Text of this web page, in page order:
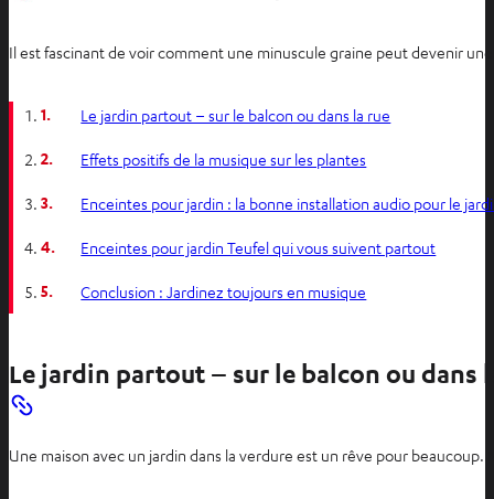
Il est fascinant de voir comment une minuscule graine peut devenir
1. Le jardin partout – sur le balcon ou dans la rue
2. Effets positifs de la musique sur les plantes
3. Enceintes pour jardin : la bonne installation audio pour le
4. Enceintes pour jardin Teufel qui vous suivent partout
5. Conclusion : Jardinez toujours en musique
Le jardin partout – sur le balcon ou dans
Une maison avec un jardin dans la verdure est un rêve pour